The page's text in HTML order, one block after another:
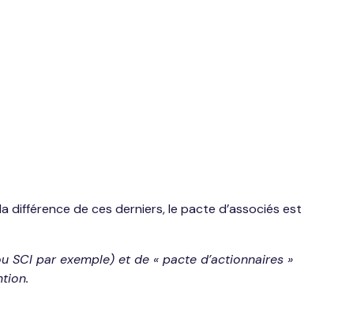
différence de ces derniers, le pacte d’associés est
SCI par exemple) et de « pacte d’actionnaires »